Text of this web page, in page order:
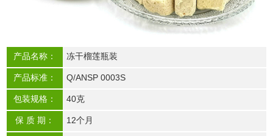
产品名称： 冻干榴莲瓶装
产品标准： Q/ANSP 0003S
包装规格： 40克
保 质 期： 12个月